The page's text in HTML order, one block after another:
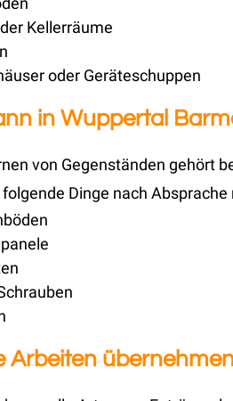
Kellerräume
oder Geräteschuppen
in Wuppertal
von Gegenständen gehört
Dinge nach
Arbeiten